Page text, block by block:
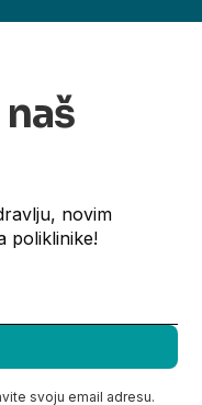
novim
poliklinike!
svoju email adresu.